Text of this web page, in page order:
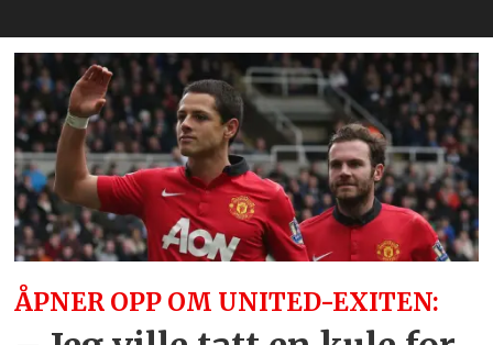
ÅPNER OPP OM UNITED-EXITEN: